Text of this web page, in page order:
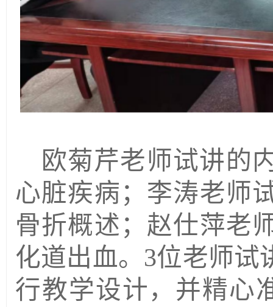
欧菊芹老师试讲的
心脏疾病；李涛老师
骨折概述；赵仕萍老
化道出血。 3位老师试
行教学设计，并精心